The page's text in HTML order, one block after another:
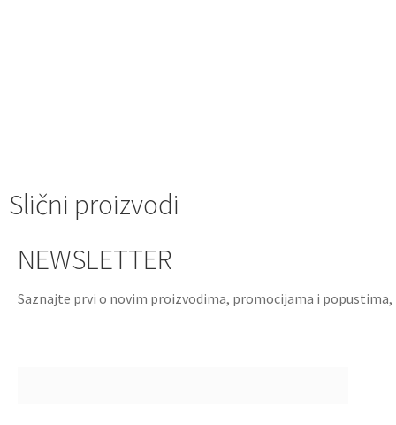
Slični proizvodi
NEWSLETTER
Saznajte prvi o novim proizvodima, promocijama i